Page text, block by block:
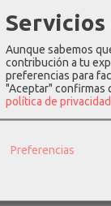
Porta monedas
32,00 €
Aunque sabemos
contribución a tu
preferencias para
"Aceptar" confirmas
política de privacidad
Preferencias